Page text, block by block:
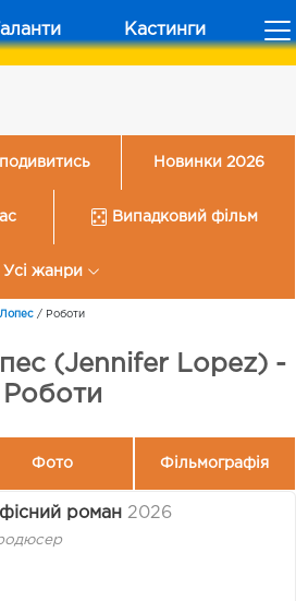
Кастинги
Новинки 2026
Випадковий фільм
Усі жанри
/ Роботи
(Jennifer Lopez) -
Роботи
Фото Фільмографія
роман 2026